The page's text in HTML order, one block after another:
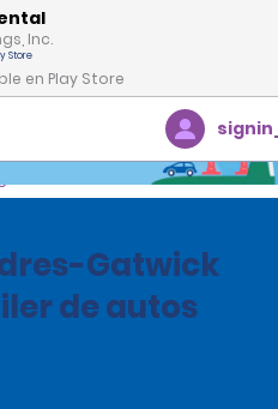
Inc.
en Play Store
Gatwick
de autos